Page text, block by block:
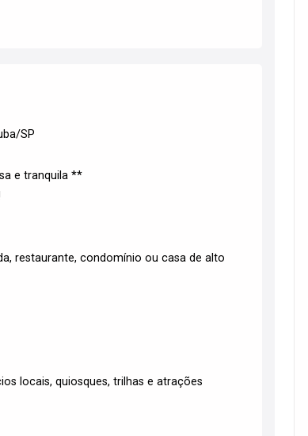
SP
e tranquila **
restaurante, condomínio ou casa de alto
locais, quiosques, trilhas e atrações